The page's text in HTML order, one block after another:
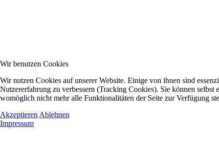
Wir benutzen Cookies
Wir nutzen Cookies auf unserer Website. Einige von ihnen sind
Nutzererfahrung zu verbessern (Tracking Cookies). Sie können
womöglich nicht mehr alle Funktionalitäten der Seite zur Verfügung
Akzeptieren Ablehnen
Impressum